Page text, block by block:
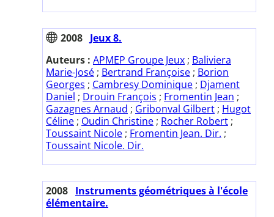
2008 Jeux 8.
Auteurs : APMEP Groupe Jeux ; Baliviera
Marie-José ; Bertrand Françoise ; Borion
Georges ; Cambresy Dominique ; Djament
Daniel ; Drouin François ; Fromentin Jean ;
Gazagnes Arnaud ; Gribonval Gilbert ; Hugot
Céline ; Oudin Christine ; Rocher Robert ;
Toussaint Nicole ; Fromentin Jean. Dir. ;
Toussaint Nicole. Dir.
2008 Instruments géométriques à l'école
élémentaire.